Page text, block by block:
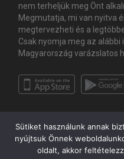
nem terheljük meg Önt
Megmutatja, mi van nyitva
megtervezheti és a
Csak nyomja meg az alábbi
Magyarország varázslatos
Sütiket használunk annak
nyújtsuk Önnek
oldalt, akkor